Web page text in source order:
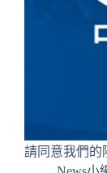
請同意我們